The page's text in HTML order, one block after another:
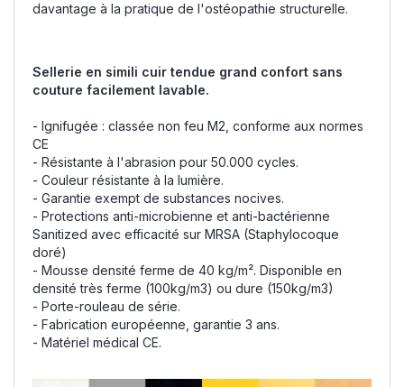
davantage à la pratique de l'ostéopathie structurelle.
Sellerie en simili cuir tendue grand confort sans
couture facilement lavable.
- Ignifugée : classée non feu M2, conforme aux normes
CE
- Résistante à l'abrasion pour 50.000 cycles.
- Couleur résistante à la lumière.
- Garantie exempt de substances nocives.
- Protections anti-microbienne et anti-bactérienne
Sanitized avec efficacité sur MRSA (Staphylocoque
doré)
- Mousse densité ferme de 40 kg/m². Disponible en
densité très ferme (100kg/m3) ou dure (150kg/m3)
- Porte-rouleau de série.
- Fabrication européenne, garantie 3 ans.
- Matériel médical CE.